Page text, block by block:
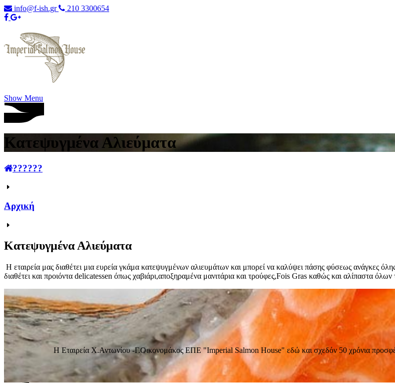
info@f-ish.gr 210 3300654
Show Menu
Κατεψυγμένα Αλιεύματα
??????
Αρχική
Κατεψυγμένα Αλιεύματα
Η εταιρεία μας διαθέτει μια ευρεία γκάμα κατεψυγμένων αλιευμάτων και μπορεί να καλύψει πάσης φύσεως ανάγκες
διαθέτει και προιόντα delicatessen όπως χαβιάρι,αποξηραμένα μανιτάρια και τρούφες,Fois Gras καθώς και αλίπαστα όλων
H Εταιρεία Χ.Αντωνίου -Γ.Οικονομάκος ΕΠΕ "Imperial Salmon House" εδώ και σχεδόν 50 χρόνια